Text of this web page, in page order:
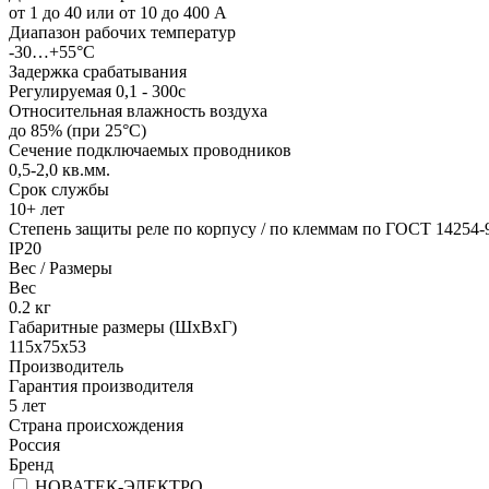
от 1 до 40 или от 10 до 400 А
Диапазон рабочих температур
-30…+55°С
Задержка срабатывания
Регулируемая 0,1 - 300с
Относительная влажность воздуха
до 85% (при 25°С)
Сечение подключаемых проводников
0,5-2,0 кв.мм.
Срок службы
10+ лет
Степень защиты реле по корпусу / по клеммам по ГОСТ 14254-
IP20
Вес / Размеры
Вес
0.2 кг
Габаритные размеры (ШхВхГ)
115х75х53
Производитель
Гарантия производителя
5 лет
Страна происхождения
Россия
Бренд